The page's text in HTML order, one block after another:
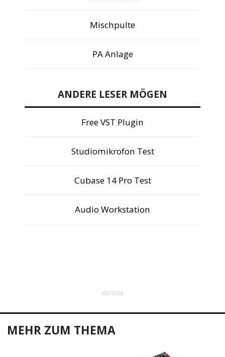
Mischpulte
PA Anlage
ANDERE LESER MÖGEN
Free VST Plugin
Studiomikrofon Test
Cubase 14 Pro Test
Audio Workstation
ANZEIGE
MEHR ZUM THEMA